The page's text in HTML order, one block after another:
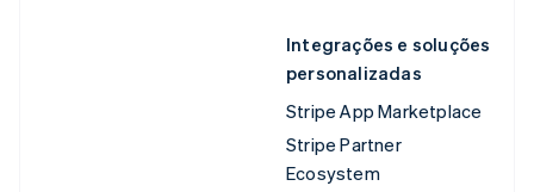
Integrações e soluções
personalizadas
Stripe App Marketplace
Stripe Partner
Ecosystem